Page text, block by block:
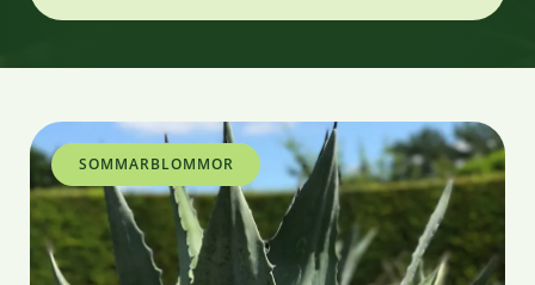
SOMMARBLOMMOR